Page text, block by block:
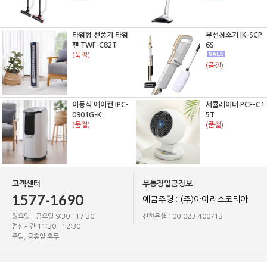
타워형 선풍기 타워
팬 TWF-C82T
(품절)
무선청소기 IK-SCP
6S
(품절)
이동식 에어컨 IPC-
0901G-K
(품절)
서큘레이터 PCF-C1
5T
(품절)
고객센터
1577-1690
월요일 - 금요일 9:30 - 17:30
점심시간 11:30 - 12:30
주말, 공휴일 휴무
무통장입금정보
예금주명 : (주)아이리스코리아
신한은행 100-023-400713